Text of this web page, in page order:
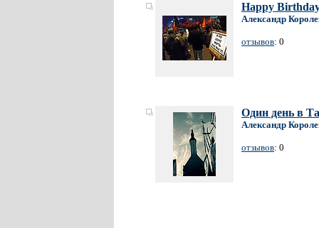
Happy
Александр
отзывов: 0
Один день в
Александр
отзывов: 0